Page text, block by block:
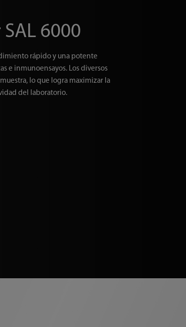
6000
rápido y una potente
e inmunoensayos. Los diversos
lo que logra maximizar la
del laboratorio.